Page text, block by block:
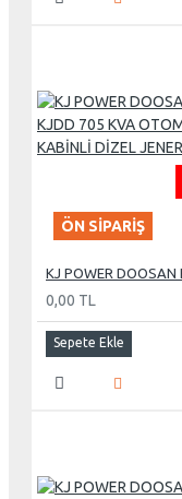
ÖN SIPARIŞ
0,00 TL
Sepete Ekle